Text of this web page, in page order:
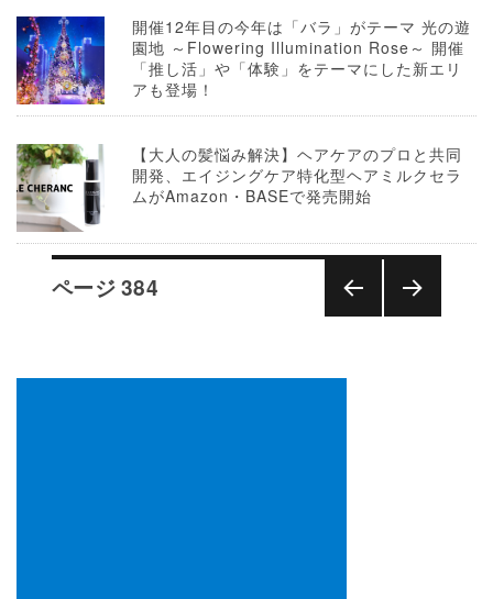
開催12年目の今年は「バラ」がテーマ 光の遊
園地 ～Flowering Illumination Rose～ 開催
「推し活」や「体験」をテーマにした新エリ
アも登場！
【大人の髪悩み解決】ヘアケアのプロと共同
開発、エイジングケア特化型ヘアミルクセラ
ムがAmazon・BASEで発売開始
稿
ジ
ページ384